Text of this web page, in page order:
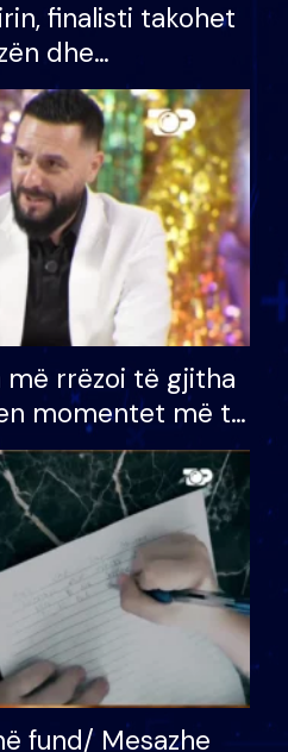
finalisti takohet
dhe
ndonjë letër
më rrëzoi të gjitha
momentet më të
e BB VIP: Do më
kur…
fund/ Mesazhe